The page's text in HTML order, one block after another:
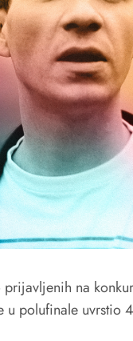
na
u polufinale uvrstio